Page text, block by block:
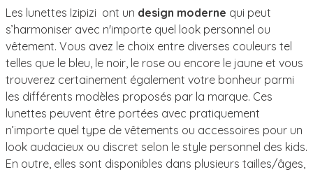
Les lunettes Izipizi ont un design moderne qui peut
s’harmoniser avec n'importe quel look personnel ou
vêtement. Vous avez le choix entre diverses couleurs tel
telles que le bleu, le noir, le rose ou encore le jaune et vous
trouverez certainement également votre bonheur parmi
les différents modèles proposés par la marque. Ces
lunettes peuvent être portées avec pratiquement
n’importe quel type de vêtements ou accessoires pour un
look audacieux ou discret selon le style personnel des kids.
En outre, elles sont disponibles dans plusieurs tailles/âges,